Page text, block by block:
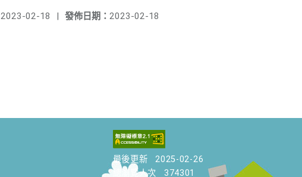
發佈日期： 2023-02-18
2023-02-18 |
最後更新
2025-02-26
總瀏覽人次
374301